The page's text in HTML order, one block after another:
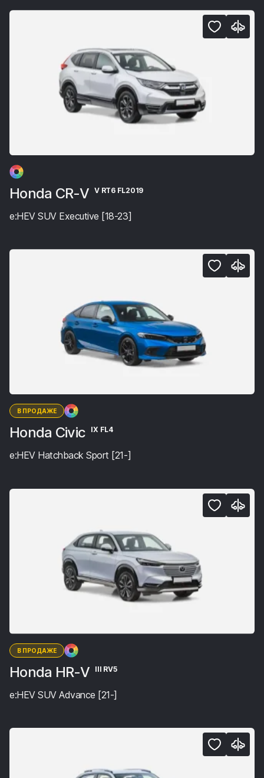
Honda CR-V V RT6 FL2019
e:HEV SUV Executive [18-23]
В ПРОДАЖЕ
Honda Civic IX FL4
e:HEV Hatchback Sport [21-]
В ПРОДАЖЕ
Honda HR-V III RV5
e:HEV SUV Advance [21-]